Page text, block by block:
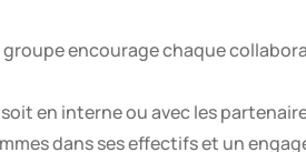
groupe encourage chaque
en interne ou avec les
dans ses effectifs et un